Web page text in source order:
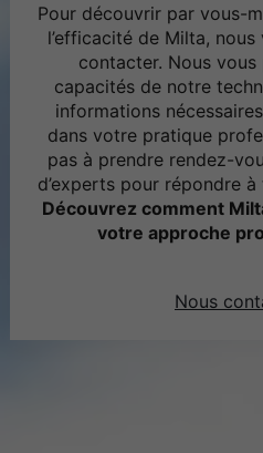
Pour découvrir par vous-
l’efficacité de Milta,
contacter. Nous vous
capacités de notre
informations
dans votre pratique
pas à prendre rendez-
d’experts pour répondre
Découvrez comment
votre approche
Nous